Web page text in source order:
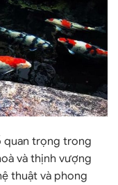
quan trọng trong
và thịnh vượng
thuật và phong